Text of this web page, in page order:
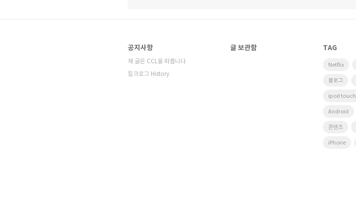
공지사항
제 글은 CCL을 따릅니다
킬크로그 History
글 보관함 TAG
Netflix
블로그
ipod touch
Android
콘텐츠
iPhone